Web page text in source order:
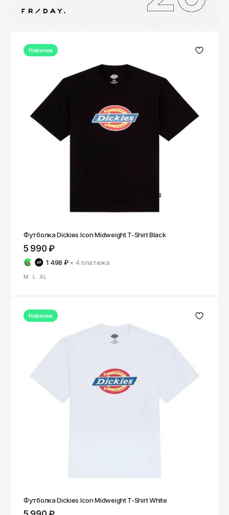
Новинка
Футболка Dickies Icon Midweight T-Shirt Black
5 990 ₽
1 498 ₽ × 4платежа
M L XL
Новинка
Футболка Dickies Icon Midweight T-Shirt White